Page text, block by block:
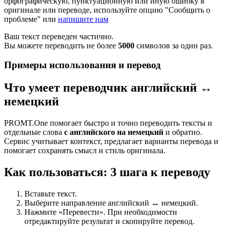
оригинале или переводе, используйте опцию "Сообщить о
проблеме" или напишите нам
Ваш текст переведен частично.
Вы можете переводить не более 5000 символов за один раз.
Примеры использования и перевод
Что умеет переводчик английский ↔
немецкий
PROMT.One помогает быстро и точно переводить тексты и
отдельные слова с английского на немецкий и обратно.
Сервис учитывает контекст, предлагает варианты перевода и
помогает сохранять смысл и стиль оригинала.
Как пользоваться: 3 шага к переводу
Вставьте текст.
Выберите направление английский ↔ немецкий.
Нажмите «Перевести». При необходимости
отредактируйте результат и скопируйте перевод.